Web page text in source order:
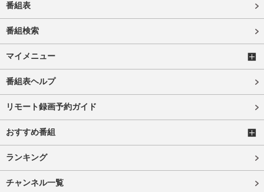
番組表
番組検索
マイメニュー
番組表ヘルプ
リモート録画予約ガイド
おすすめ番組
ランキング
チャンネル一覧